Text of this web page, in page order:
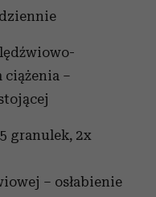
ciążenia –
granulek, 2x
– osłabienie